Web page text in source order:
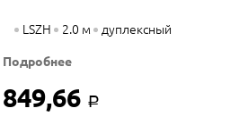
LSZH 2.0 м дуплексный
Подробнее
849,66 Р